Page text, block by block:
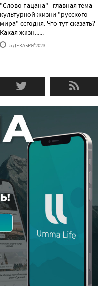
"Слово пацана" - главная тема
культурной жизни "русского
мира" сегодня. Что тут сказать?
Какая жизн......
5 ДЕКАБРЯ'2023